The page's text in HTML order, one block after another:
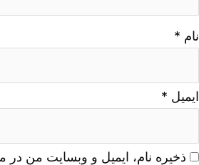
نام *
ایمیل *
ذخیره نام، ایمیل و وبسایت من در